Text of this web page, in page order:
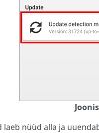
laeb nüüd alla ja